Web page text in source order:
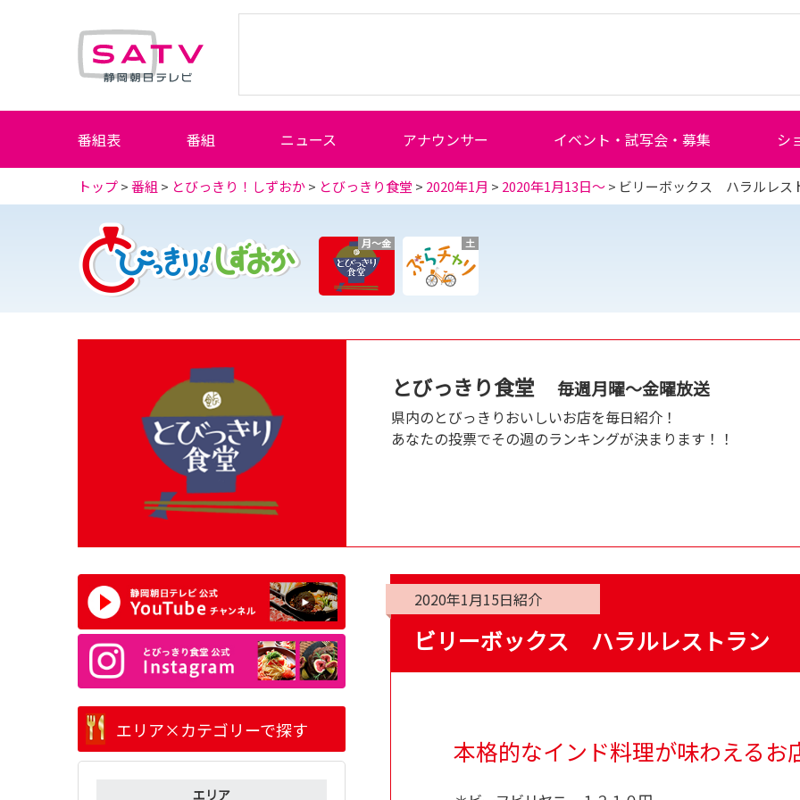
番組表 番組 ニュース アナウンサー イベント・試写会・募集 シ
トップ>番組 > とびっきり！しずおか> とびっきり食堂 > 2020年1月 > 2020年1月13日～> ビリーボックス ハラルレス
月～金 土
とびっきり食堂 毎週月曜～金曜放送
県内のとびっきりおいしいお店を毎日紹介！
あなたの投票でその週のランキングが決まります！！
2020年1月15日紹介
ビリーボックス ハラルレストラン
本格的なインド料理が味わえるお
エリア×カテゴリーで探す
エリア